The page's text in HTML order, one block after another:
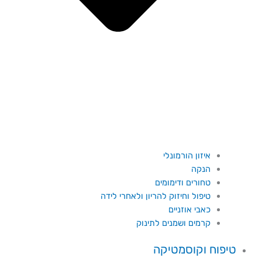
איזון הורמונלי
הנקה
טחורים ודימומים
טיפול וחיזוק להריון ולאחרי לידה
כאבי אוזניים
קרמים ושמנים לתינוק
טיפוח וקוסמטיקה